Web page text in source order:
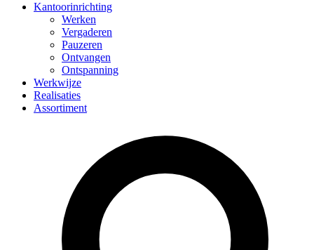
Kantoorinrichting
Werken
Vergaderen
Pauzeren
Ontvangen
Ontspanning
Werkwijze
Realisaties
Assortiment